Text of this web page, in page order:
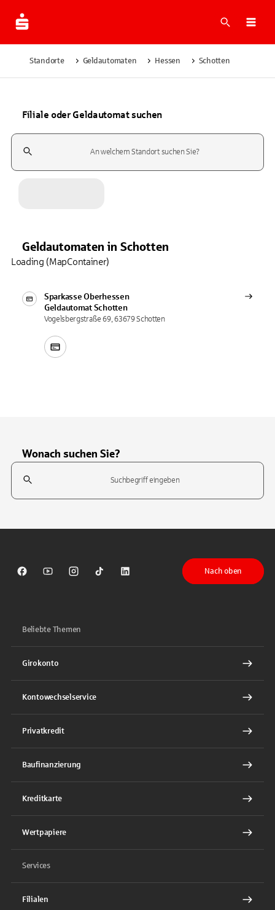
Suche
Standorte Geldautomaten Hessen Schotten
Filiale oder Geldautomat suchen
Suchfeld
Geldautomaten in Schotten
Sparkasse Oberhessen
Geldautomat Schotten
Vogelsbergstraße 69, 63679 Schotten
Loading (MapContainer)
Wonach suchen Sie?
Suchfeld
Sparkasse auf Facebook
Sparkasse auf Youtube
Sparkasse auf Instagram
Sparkasse auf TikTok
Sparkasse auf LinkedIn
Nach oben
Beliebte Themen
Girokonto
Kontowechselservice
Privatkredit
Baufinanzierung
Kreditkarte
Wertpapiere
Services
Filialen